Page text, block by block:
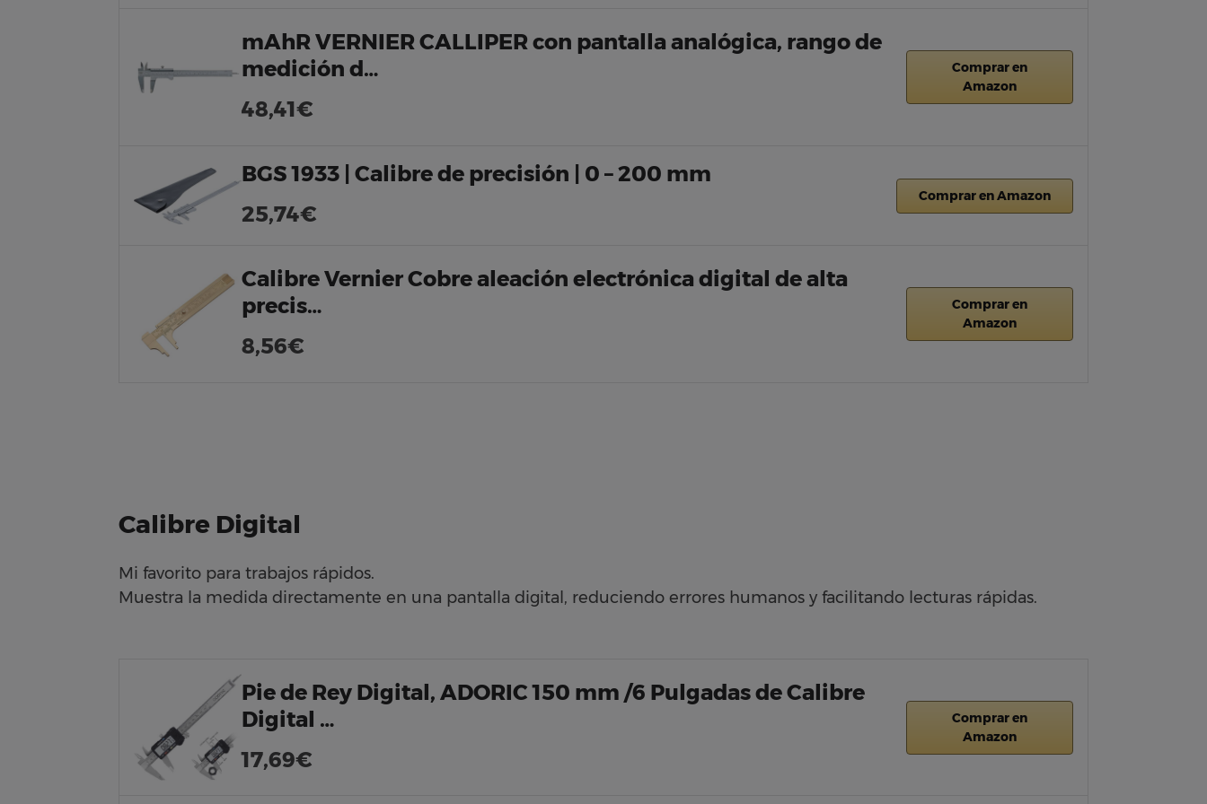
mAhR VERNIER CALLIPER con pantalla analógica, rango de
medición d…
48,41€
Comprar en
Amazon
BGS 1933 | Calibre de precisión | 0 – 200 mm
25,74€
Comprar en Amazon
Calibre Vernier Cobre aleación electrónica digital de alta
precis…
8,56€
Comprar en
Amazon
Calibre Digital
Mi favorito para trabajos rápidos.
Muestra la medida directamente en una pantalla digital, reduciendo errores humanos y facilitando lecturas rápidas.
Pie de Rey Digital, ADORIC 150 mm /6 Pulgadas de Calibre
Digital …
17,69€
Comprar en
Amazon